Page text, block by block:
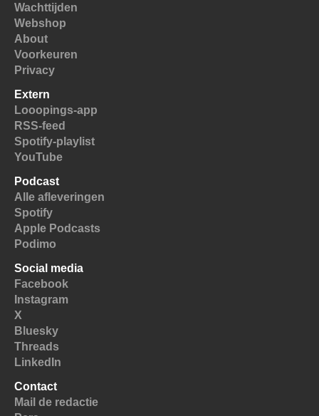
Wachttijden
Webshop
About
Voorkeuren
Privacy
Extern
Looopings-app
RSS-feed
Spotify-playlist
YouTube
Podcast
Alle afleveringen
Spotify
Apple Podcasts
Podimo
Social media
Facebook
Instagram
X
Bluesky
Threads
LinkedIn
Contact
Mail de redactie